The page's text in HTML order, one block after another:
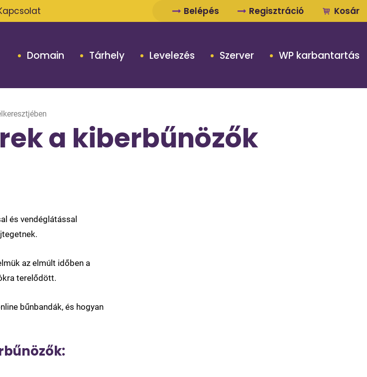
Belépés Regisztráció Kosár
Domain Tárhely Levelezés Szerver WP karbantartás
a kiberbűnözők
és vendéglátással
az elmúlt időben a
terelődött.
bűnbandák, és hogyan